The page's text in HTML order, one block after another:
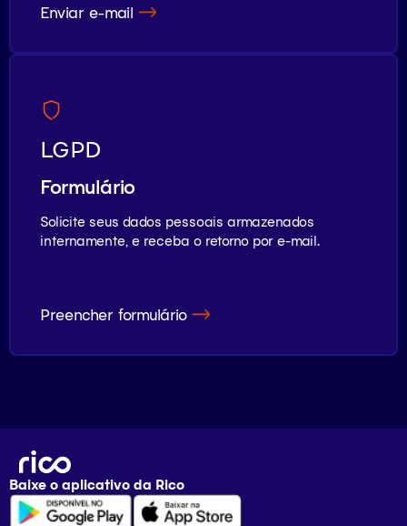
Enviar e-mail
LGPD
Formulário
Solicite seus dados pessoais armazenados
internamente, e receba o retorno por e-mail.
Preencher formulário
Baixe o aplicativo da Rico